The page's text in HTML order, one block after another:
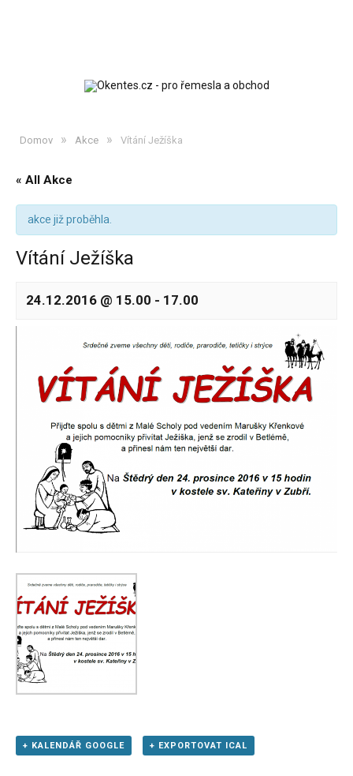
Domov » Akce » Vítání Ježíška
« All Akce
akce již proběhla.
Vítání Ježíška
24.12.2016 @ 15.00 - 17.00
+ KALENDÁŘ GOOGLE + EXPORTOVAT ICAL